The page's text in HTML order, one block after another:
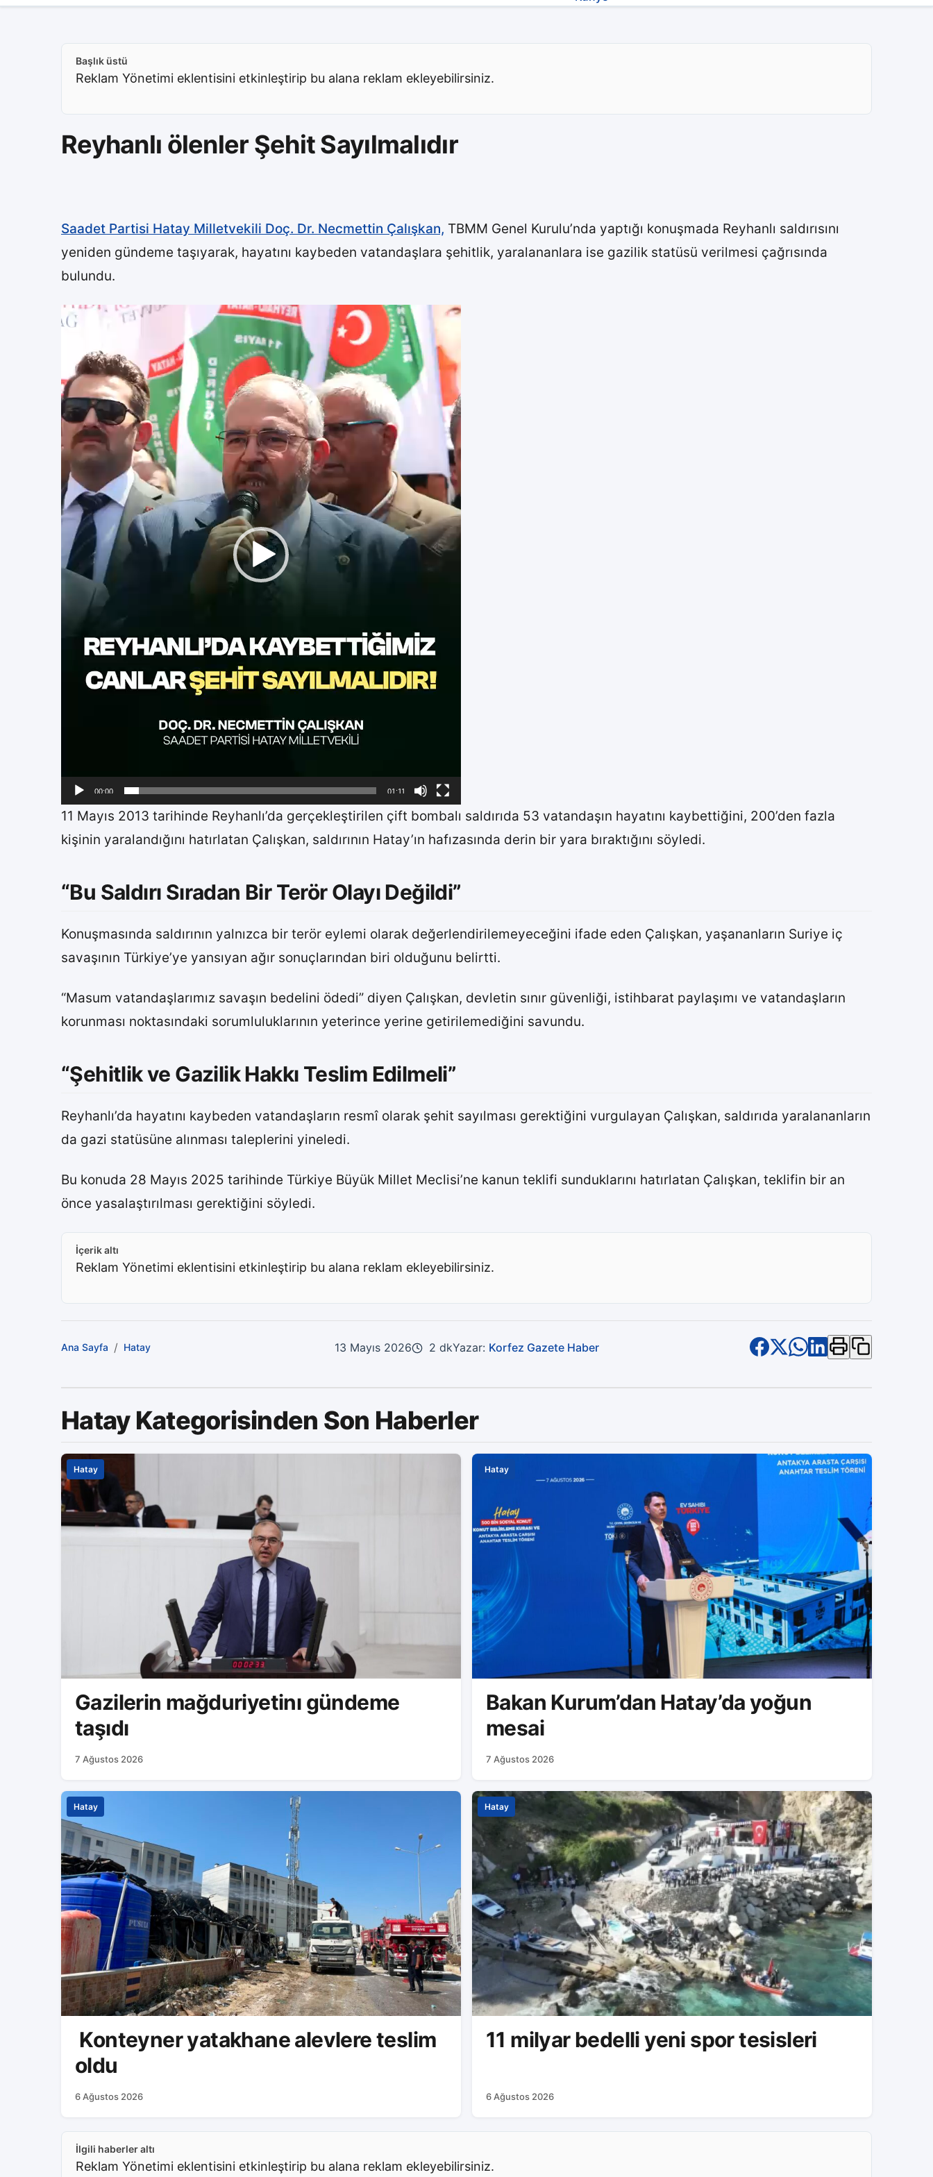
Başlık üstü
Reklam Yönetimi eklentisini etkinleştirip bu alana reklam ekleyebilirsiniz.
Reyhanlı ölenler Şehit Sayılmalıdır
Saadet Partisi Hatay Milletvekili Doç. Dr. Necmettin Çalışkan, TBMM Genel Kurulu’nda yaptığı konuşmada Reyhanlı saldırısını
yeniden gündeme taşıyarak, hayatını kaybeden vatandaşlara şehitlik, yaralananlara ise gazilik statüsü verilmesi çağrısında
bulundu.
Video
00:00 01:11
11 Mayıs 2013 tarihinde Reyhanlı’da gerçekleştirilen çift bombalı saldırıda 53 vatandaşın hayatını kaybettiğini, 200’den fazla
kişinin yaralandığını hatırlatan Çalışkan, saldırının Hatay’ın hafızasında derin bir yara bıraktığını söyledi.
“Bu Saldırı Sıradan Bir Terör Olayı Değildi”
Konuşmasında saldırının yalnızca bir terör eylemi olarak değerlendirilemeyeceğini ifade eden Çalışkan, yaşananların Suriye iç
savaşının Türkiye’ye yansıyan ağır sonuçlarından biri olduğunu belirtti.
“Masum vatandaşlarımız savaşın bedelini ödedi” diyen Çalışkan, devletin sınır güvenliği, istihbarat paylaşımı ve vatandaşların
korunması noktasındaki sorumluluklarının yeterince yerine getirilemediğini savundu.
“Şehitlik ve Gazilik Hakkı Teslim Edilmeli”
Reyhanlı’da hayatını kaybeden vatandaşların resmî olarak şehit sayılması gerektiğini vurgulayan Çalışkan, saldırıda yaralananların
da gazi statüsüne alınması taleplerini yineledi.
Bu konuda 28 Mayıs 2025 tarihinde Türkiye Büyük Millet Meclisi’ne kanun teklifi sunduklarını hatırlatan Çalışkan, teklifin bir an
önce yasalaştırılması gerektiğini söyledi.
İçerik altı
Reklam Yönetimi eklentisini etkinleştirip bu alana reklam ekleyebilirsiniz.
Ana Sayfa / Hatay 13 Mayıs 2026 2 dkYazar: Korfez Gazete Haber
Hatay Kategorisinden Son Haberler
Hatay
Gazilerin mağduriyetinı gündeme
taşıdı
7 Ağustos 2026
Hatay
Bakan Kurum’dan Hatay’da yoğun
mesai
7 Ağustos 2026
Hatay
Konteyner yatakhane alevlere teslim
oldu
6 Ağustos 2026
Hatay
11 milyar bedelli yeni spor tesisleri
6 Ağustos 2026
İlgili haberler altı
Reklam Yönetimi eklentisini etkinleştirip bu alana reklam ekleyebilirsiniz.